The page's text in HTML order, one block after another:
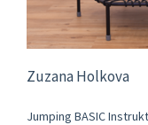
Zuzana Holkova
Jumping BASIC